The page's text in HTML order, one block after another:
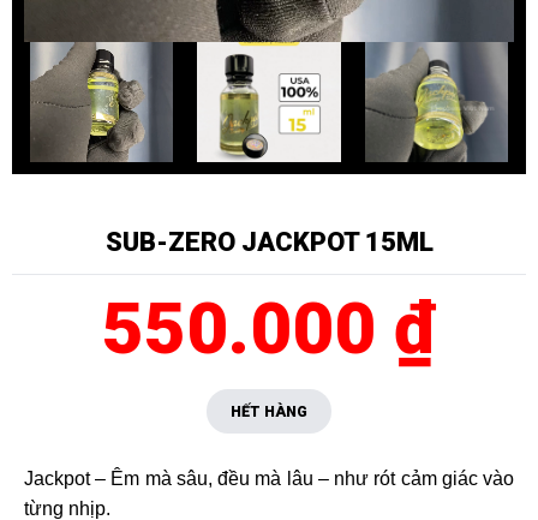
SUB-ZERO JACKPOT 15ML
550.000 ₫
HẾT HÀNG
Jackpot – Êm mà sâu, đều mà lâu – như rót cảm giác vào
từng nhịp.